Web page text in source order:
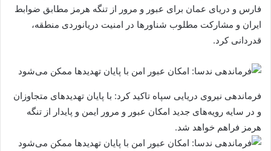
فارس و دریای عمان برای عبور و مرور از تنگه هرمز مطابق ضوابط
ایران و مشارکت مطلوب شناور‌ها در امنیت دریانوردی منطقه،
قدردانی کرد.
فرماندهی نیروی دریایی سپاه تاکید کرد: با پایان تهدیدهای متجاوزان
و در سایه رویه‌های جدید امکان عبور و مرور ایمن و پایدار از تنگه
هرمز فراهم خواهد شد.